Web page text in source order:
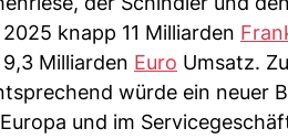
knapp 11 Milliarden
Milliarden Euro Umsatz.
würde ein neuer
und im